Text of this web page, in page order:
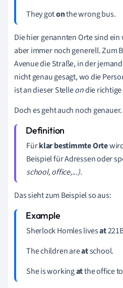
They gotonthe wrong bus.
Die hier genannten Orte sind
aber immer noch generell. Zum
Avenue die Straße, in der
nicht genau gesagt, wo die
ist an dieser Stelleondie
Doch es geht auch noch genauer.
Fürklar bestimmte Orte
Beispiel für Adressen oder
school, office,...).
Das sieht zum Beispiel so aus:
Sherlock Homles livesat
The children areatschool.
She is workingatthe office